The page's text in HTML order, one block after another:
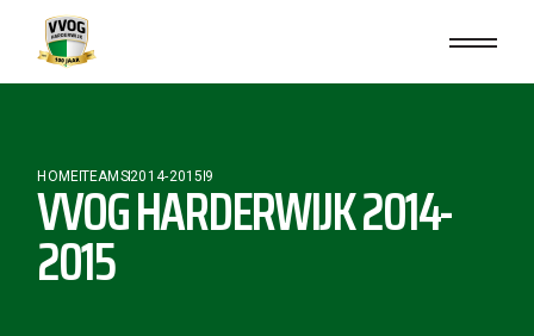
HOMETEAMS2014-2015 9
VVOG HARDERWIJK 2014-
2015